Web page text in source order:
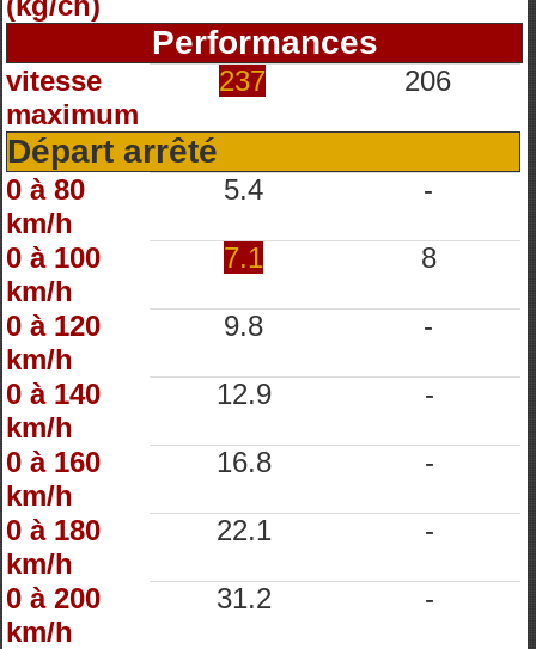
Performances
vitesse
maximum
237 206
Départ arrêté
0 à 80
km/h
5.4 -
0 à 100
km/h
7.1 8
0 à 120
km/h
9.8 -
0 à 140
km/h
12.9 -
0 à 160
km/h
16.8 -
0 à 180
km/h
22.1 -
0 à 200
km/h
31.2 -